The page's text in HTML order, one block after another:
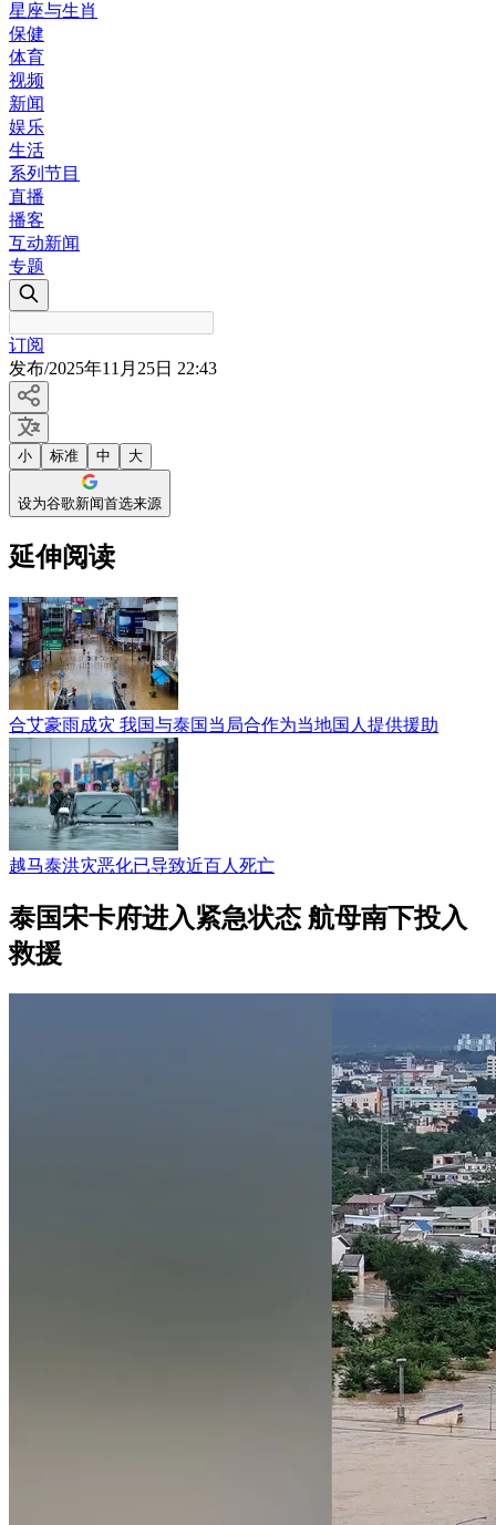
星座与生肖
保健
体育
视频
新闻
娱乐
生活
系列节目
直播
播客
互动新闻
专题
订阅
发布/2025年11月25日 22:43
小 标准 中 大
设为谷歌新闻首选来源
延伸阅读
合艾豪雨成灾 我国与泰国当局合作为当地国人提供援助
越马泰洪灾恶化已导致近百人死亡
泰国宋卡府进入紧急状态 航母南下投入
救援